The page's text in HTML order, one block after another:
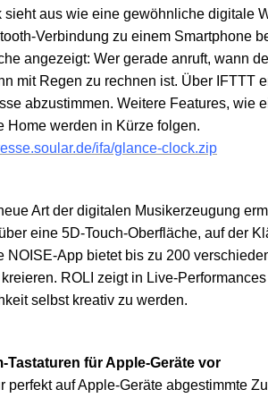
sieht aus wie eine gewöhnliche digitale
Verbindung zu einem Smartphone
angezeigt: Wer gerade anruft, wann
mit Regen zu rechnen ist. Über IFTTT
abzustimmen. Weitere Features, wie
Home werden in Kürze folgen.
ifa/glance-clock.zip
Art der digitalen Musikerzeugung
eine 5D-Touch-Oberfläche, auf der
App bietet bis zu 200
ROLI zeigt in Live-
selbst kreativ zu werden.
für Apple-Geräte vor
perfekt auf Apple-Geräte abgestimmte